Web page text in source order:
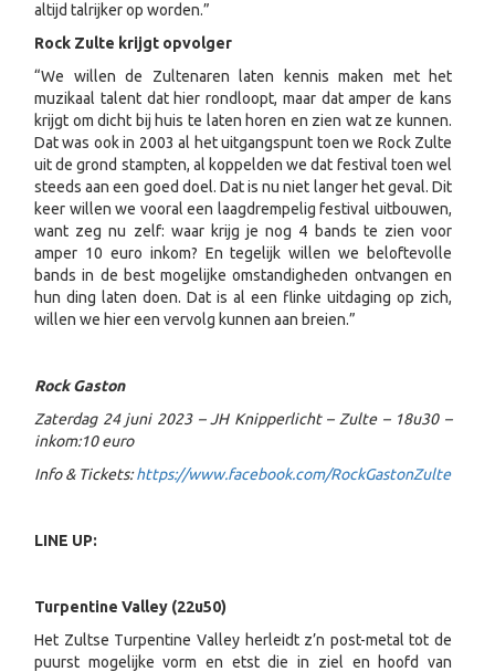
altijd talrijker op worden.”
Rock Zulte krijgt opvolger
“We willen de Zultenaren laten kennis maken met het
muzikaal talent dat hier rondloopt, maar dat amper de kans
krijgt om dicht bij huis te laten horen en zien wat ze kunnen.
Dat was ook in 2003 al het uitgangspunt toen we Rock Zulte
uit de grond stampten, al koppelden we dat festival toen wel
steeds aan een goed doel. Dat is nu niet langer het geval. Dit
keer willen we vooral een laagdrempelig festival uitbouwen,
want zeg nu zelf: waar krijg je nog 4 bands te zien voor
amper 10 euro inkom? En tegelijk willen we beloftevolle
bands in de best mogelijke omstandigheden ontvangen en
hun ding laten doen. Dat is al een flinke uitdaging op zich,
willen we hier een vervolg kunnen aan breien.”
Rock Gaston
Zaterdag 24 juni 2023 – JH Knipperlicht – Zulte – 18u30 –
inkom:10 euro
Info & Tickets:https://www.facebook.com/RockGastonZulte
LINE UP:
Turpentine Valley (22u50)
Het Zultse Turpentine Valley herleidt z’n post-metal tot de
puurst mogelijke vorm en etst die in ziel en hoofd van